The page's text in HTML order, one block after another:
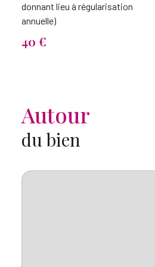
donnant lieu à régularisation
annuelle)
40 €
Autour
du bien